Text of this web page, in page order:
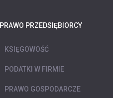
PRAWO PRZEDSIĘBIORCY
KSIĘGOWOŚĆ
PODATKI W FIRMIE
PRAWO GOSPODARCZE